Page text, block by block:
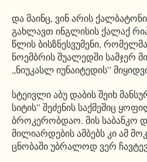
და მაინც, ვინ არის
გახლავთ ინგლისის ქალაქ
წლის ბისზნესვუმენი,
ნოემბრის შუალედში სამჯერ
„ნიუკასლ იუნაიტედის”
სტეივლი აბუ დაბის შეიხ
სიტის” შეძენის საქმეშიც
ბროკერობდაო. მის საბანკო
მილიარდების ამბებს კი ამ
ცნობაში უბრალოდ ვერ